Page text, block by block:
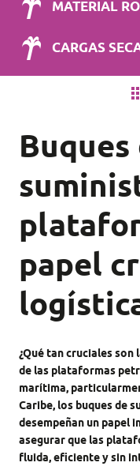
MATERIAL
CARGAS
Buques
papel
¿Qué tan cruciales
de las plataformas
marítima,
Caribe, los buques de
desempeñan un papel
asegurar que las
fluida, eficiente y sin